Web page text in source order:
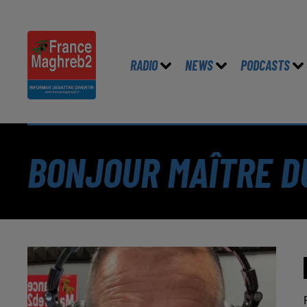
RADIO NEWS PODCASTS
BONJOUR MAÎTRE